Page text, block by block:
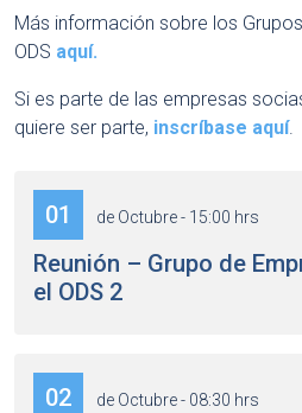
Más información sobre los
ODS aquí.
Si es parte de las empresas
quiere ser parte, inscríbase aquí.
01 de Octubre - 15:00 hrs
Reunión – Grupo de
el ODS 2
02 de Octubre - 08:30 hrs